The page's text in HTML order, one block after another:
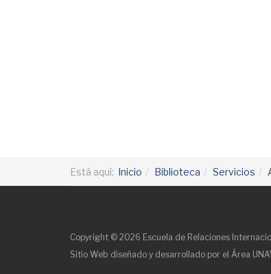
Está aquí: Inicio Biblioteca Servicios
Copyright © 2026 Escuela de Relaciones
Sitio Web diseñado y desarrollado por el Área